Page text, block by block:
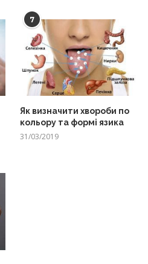
7
Як визначити хвороби по
кольору та формі язика
31/03/2019